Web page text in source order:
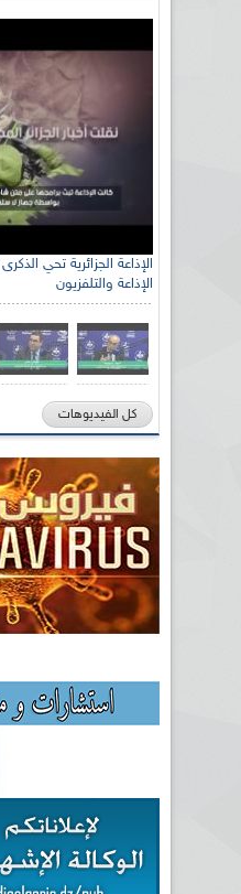
الإذاعة والتلفزيون
رئيس اللجنة الوطنية
الصحراوي السيد سعيد
كل الفيديوهات